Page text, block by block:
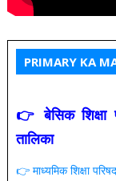
PRIMARY KA
👉 बेसिक शिक्षा
तालिका
👉 माध्यमिक शिक्षा